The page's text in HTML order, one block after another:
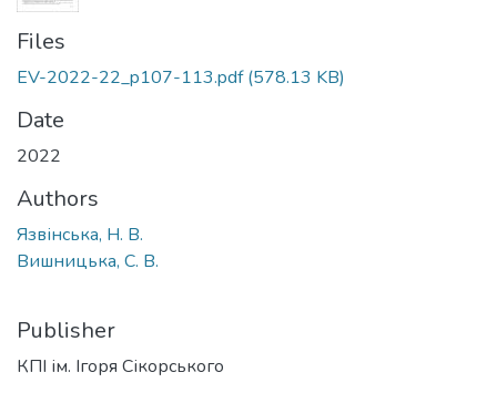
Files
EV-2022-22_p107-113.pdf(578.13 KB)
Date
2022
Authors
Язвінська, Н. В.
Вишницька, С. В.
Publisher
КПІ ім. Ігоря Сікорського